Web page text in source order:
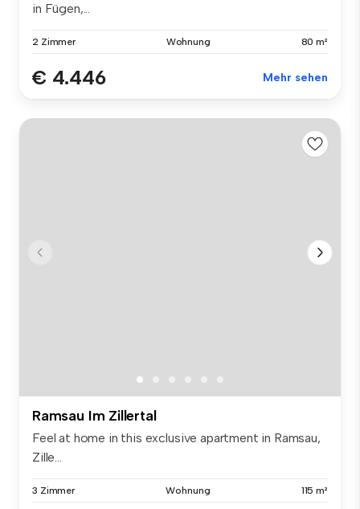
in Fügen,...
2 Zimmer Wohnung 80 m²
€ 4.446 Mehr sehen
Ramsau Im Zillertal
Feel at home in this exclusive apartment in Ramsau,
Zille...
3 Zimmer Wohnung 115 m²